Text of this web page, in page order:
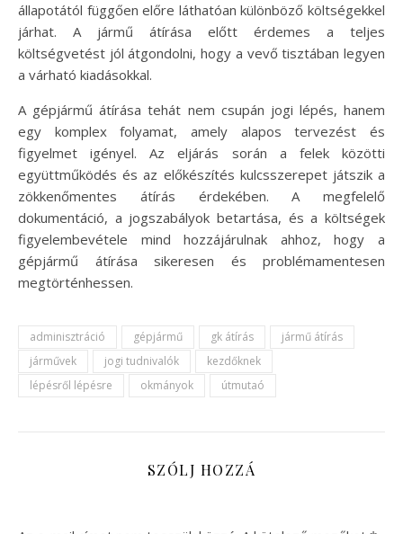
állapotától függően előre láthatóan különböző költségekkel
járhat. A jármű átírása előtt érdemes a teljes
költségvetést jól átgondolni, hogy a vevő tisztában legyen
a várható kiadásokkal.
A gépjármű átírása tehát nem csupán jogi lépés, hanem
egy komplex folyamat, amely alapos tervezést és
figyelmet igényel. Az eljárás során a felek közötti
együttműködés és az előkészítés kulcsszerepet játszik a
zökkenőmentes átírás érdekében. A megfelelő
dokumentáció, a jogszabályok betartása, és a költségek
figyelembevétele mind hozzájárulnak ahhoz, hogy a
gépjármű átírása sikeresen és problémamentesen
megtörténhessen.
adminisztráció gépjármű gk átírás
jármű átírás
járművek
jogi tudnivalók
kezdőknek
lépésről lépésre
okmányok útmutaó
SZÓLJ HOZZÁ